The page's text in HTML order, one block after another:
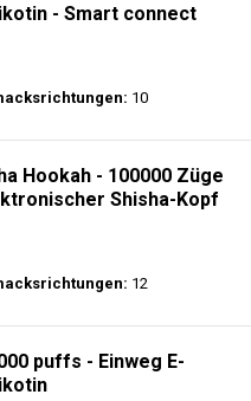
- Smart connect
10
Hookah - 100000 Züge
Shisha-Kopf
12
puffs - Einweg E-